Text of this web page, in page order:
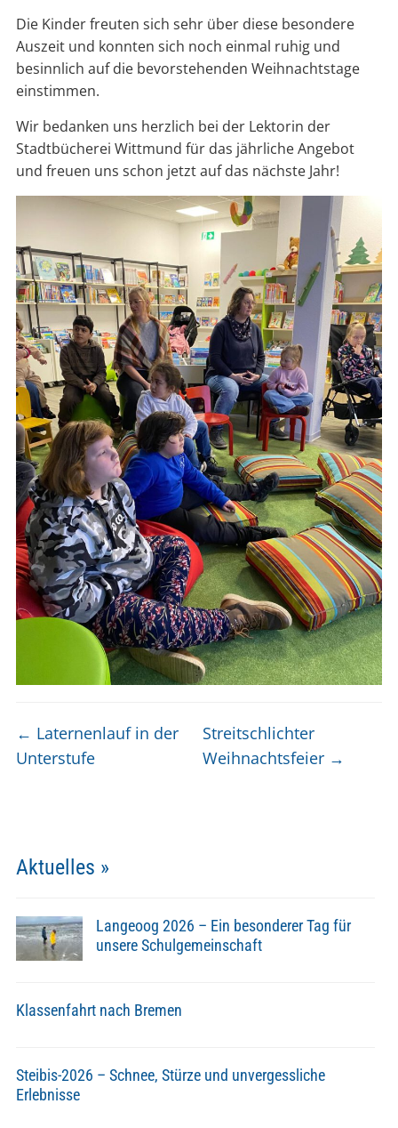
Die Kinder freuten sich sehr über diese besondere
Auszeit und konnten sich noch einmal ruhig und
besinnlich auf die bevorstehenden Weihnachtstage
einstimmen.
Wir bedanken uns herzlich bei der Lektorin der
Stadtbücherei Wittmund für das jährliche Angebot
und freuen uns schon jetzt auf das nächste Jahr!
← Laternenlauf in der
Unterstufe
Streitschlichter
Weihnachtsfeier →
Aktuelles »
Langeoog 2026 – Ein besonderer Tag für
unsere Schulgemeinschaft
Klassenfahrt nach Bremen
Steibis-2026 – Schnee, Stürze und unvergessliche
Erlebnisse